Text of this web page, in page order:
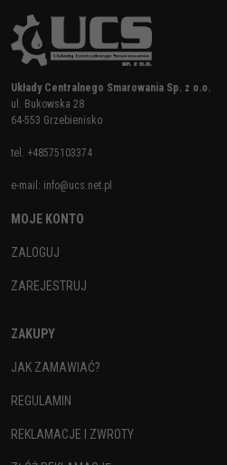
Układy Centralnego Smarowania Sp. z o.o.
ul. Bukowska 28
64-553 Grzebienisko
tel. +48575103374
e-mail: info@ucs.net.pl
MOJE KONTO
ZALOGUJ
ZAREJESTRUJ
ZAKUPY
JAK ZAMAWIAĆ?
REGULAMIN
REKLAMACJE I ZWROTY